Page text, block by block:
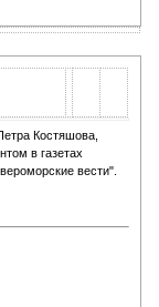
Костяшова,
в газетах
вести".